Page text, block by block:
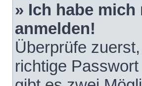
» Ich habe
anmelden!
Überprüfe
richtige